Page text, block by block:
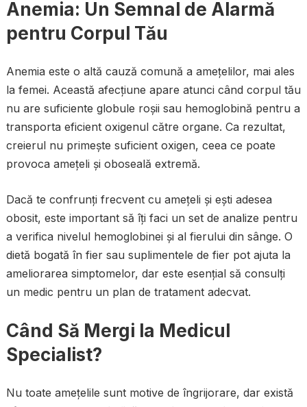
Anemia: Un Semnal de Alarmă
pentru Corpul Tău
Anemia este o altă cauză comună a amețelilor, mai ales
la femei. Această afecțiune apare atunci când corpul tău
nu are suficiente globule roșii sau hemoglobină pentru a
transporta eficient oxigenul către organe. Ca rezultat,
creierul nu primește suficient oxigen, ceea ce poate
provoca amețeli și oboseală extremă.
Dacă te confrunți frecvent cu amețeli și ești adesea
obosit, este important să îți faci un set de analize pentru
a verifica nivelul hemoglobinei și al fierului din sânge. O
dietă bogată în fier sau suplimentele de fier pot ajuta la
ameliorarea simptomelor, dar este esențial să consulți
un medic pentru un plan de tratament adecvat.
Când Să Mergi la Medicul
Specialist?
Nu toate amețelile sunt motive de îngrijorare, dar există